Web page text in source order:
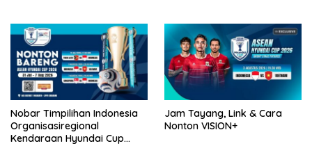
Nobar Timpilihan Indonesia
Organisasiregional
Kendaraan Hyundai Cup
Jam Tayang, Link & Cara
Nonton VISION+